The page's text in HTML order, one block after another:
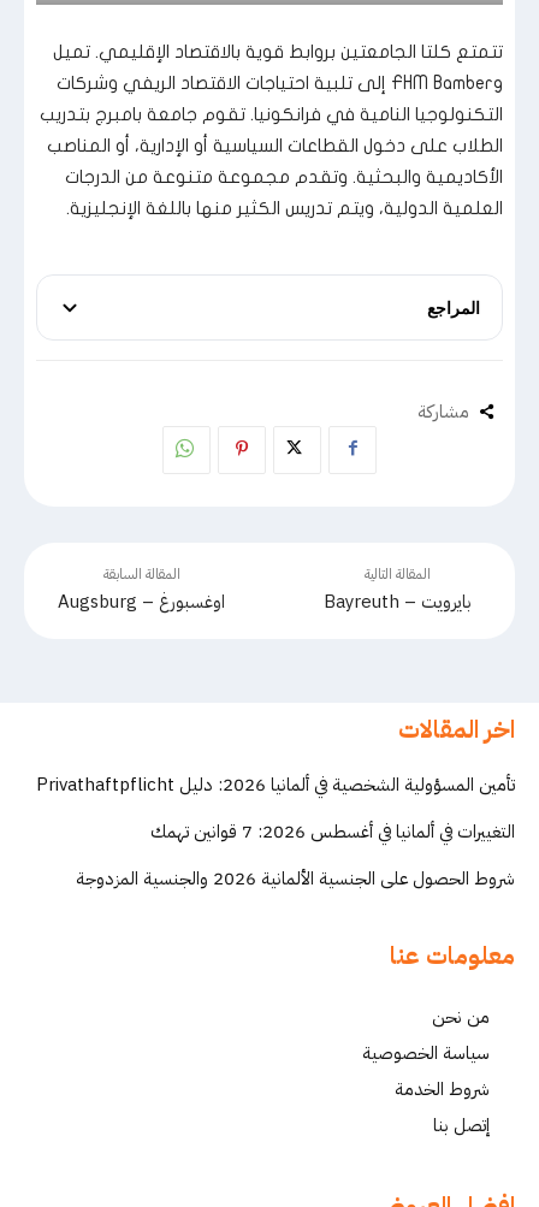
تتمتع كلتا الجامعتين بروابط قوية بالاقتصاد الإقليمي. تميل
FHM Bamberg إلى تلبية احتياجات الاقتصاد الريفي وشركات
التكنولوجيا النامية في فرانكونيا. تقوم جامعة بامبرج بتدريب
الطلاب على دخول القطاعات السياسية أو الإدارية، أو المناصب
الأكاديمية والبحثية. وتقدم مجموعة متنوعة من الدرجات
العلمية الدولية، ويتم تدريس الكثير منها باللغة الإنجليزية.
المراجع
مشاركة
المقالة السابقة
اوغسبورغ – Augsburg
المقالة التالية
بايرويت – Bayreuth
اخر المقالات
تأمين المسؤولية الشخصية في ألمانيا 2026: دليل Privathaftpflicht
التغييرات في ألمانيا في أغسطس 2026: 7 قوانين تهمك
شروط الحصول على الجنسية الألمانية 2026 والجنسية المزدوجة
معلومات عنا
من نحن
سياسة الخصوصية
شروط الخدمة
إتصل بنا